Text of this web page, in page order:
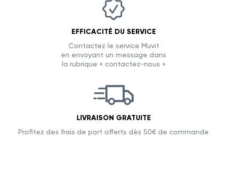
EFFICACITÉ DU SERVICE
Contactez le service Muvit
en envoyant un message dans
la rubrique « contactez-nous »
LIVRAISON GRATUITE
Profitez des frais de port offerts dès 50€ de commande